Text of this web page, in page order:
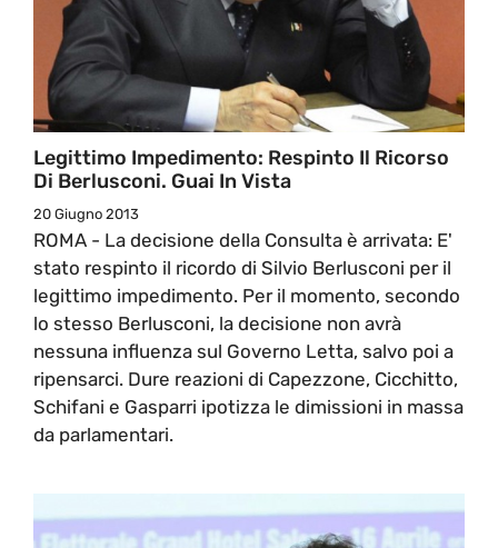
Legittimo Impedimento: Respinto Il Ricorso
Di Berlusconi. Guai In Vista
20 Giugno 2013
ROMA - La decisione della Consulta è arrivata: E'
stato respinto il ricordo di Silvio Berlusconi per il
legittimo impedimento. Per il momento, secondo
lo stesso Berlusconi, la decisione non avrà
nessuna influenza sul Governo Letta, salvo poi a
ripensarci. Dure reazioni di Capezzone, Cicchitto,
Schifani e Gasparri ipotizza le dimissioni in massa
da parlamentari.